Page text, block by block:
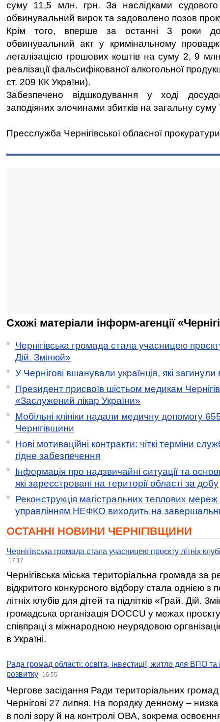
суму 11,5 млн. грн. За наслідками
обвинувальний вирок та задоволено позов
Крім того, вперше за останні 3 роки
обвинувальний акт у кримінальному
легалізацією грошових коштів на суму 2, 9
реалізації фальсифікованої алкогольної
ст. 209 КК України).
Забезпечено відшкодування у ході
заподіяних злочинами збитків на загальну
Пресслужба Чернігівської обласної прокуратури
Схожі матеріали інформ-агенції
Чернігівська громада стала учасницею
Дій. Змінюй»
У Чернігові вшанували українців, які загинули
Президент присвоїв шістьом медикам
«Заслужений лікар України»
Мобільні клініки надали медичну допомогу
Чернігівщини
Нові мотиваційні контракти: чіткі терміни
гідне забезпечення
Інформація про надзвичайні ситуації та
які зареєстровані на території області за добу
Реконструкція магістральних теплових мереж
управлінням НЕФКО виходить на
ОСТАННІ НОВИНИ ЧЕРНІГІВЩИНИ
Чернігівська громада стала учасницею проєкту літніх
17:17
Чернігівська міська територіальна громада за
відкритого конкурсного відбору стала однією
літніх клубів для дітей та підлітків «Грай. Дій.
громадська організація DOCCU у межах
співпраці з міжнародною неурядовою
в Україні.
Рада громад області: освіта, інвестиції, житло для ВПО
розвитку
16:55
Чергове засідання Ради територіальних громад
Чернігові 27 липня. На порядку денному –
в полі зору й на контролі ОВА, зокрема освоєння